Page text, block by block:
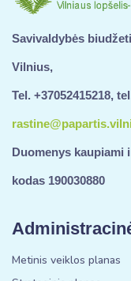
Savivaldybės
Vilnius,
Tel. +37052415218,
Duomenys kaupiami
kodas 190030880
Metinis veiklos planas